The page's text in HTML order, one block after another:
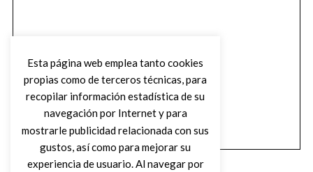
Esta página web emplea tanto cookies
propias como de terceros técnicas, para
recopilar información estadística de su
navegación por Internet y para
mostrarle publicidad relacionada con sus
gustos, así como para mejorar su
experiencia de usuario. Al navegar por